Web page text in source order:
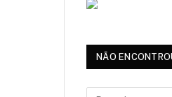
NÃO